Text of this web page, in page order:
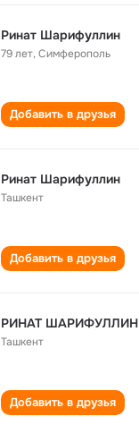
Ринат Шарифуллин
79 лет,Симферополь
Добавить в друзья
Ринат Шарифуллин
Ташкент
Добавить в друзья
РИНАТ ШАРИФУЛЛИН
Ташкент
Добавить в друзья